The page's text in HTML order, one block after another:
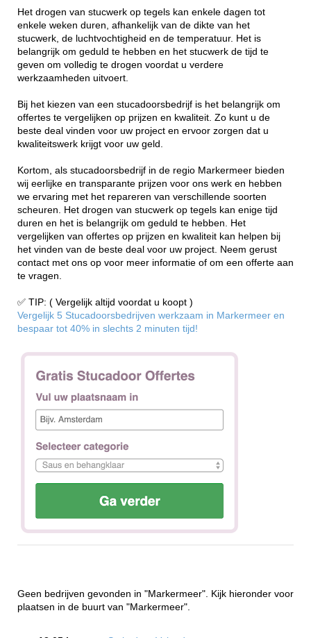
Het drogen van stucwerk op tegels kan enkele dagen tot
enkele weken duren, afhankelijk van de dikte van het
stucwerk, de luchtvochtigheid en de temperatuur. Het is
belangrijk om geduld te hebben en het stucwerk de tijd te
geven om volledig te drogen voordat u verdere
werkzaamheden uitvoert.
Bij het kiezen van een stucadoorsbedrijf is het belangrijk om
offertes te vergelijken op prijzen en kwaliteit. Zo kunt u de
beste deal vinden voor uw project en ervoor zorgen dat u
kwaliteitswerk krijgt voor uw geld.
Kortom, als stucadoorsbedrijf in de regio Markermeer bieden
wij eerlijke en transparante prijzen voor ons werk en hebben
we ervaring met het repareren van verschillende soorten
scheuren. Het drogen van stucwerk op tegels kan enige tijd
duren en het is belangrijk om geduld te hebben. Het
vergelijken van offertes op prijzen en kwaliteit kan helpen bij
het vinden van de beste deal voor uw project. Neem gerust
contact met ons op voor meer informatie of om een offerte aan
te vragen.
✅ TIP: ( Vergelijk altijd voordat u koopt )
Vergelijk 5 Stucadoorsbedrijven werkzaam in Markermeer en
bespaar tot 40% in slechts 2 minuten tijd!
Geen bedrijven gevonden in "Markermeer". Kijk hieronder voor
plaatsen in de buurt van "Markermeer".